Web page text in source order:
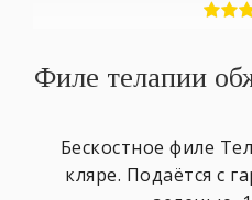
Филе телапии
Бескостное филе
кляре. Подаётся с